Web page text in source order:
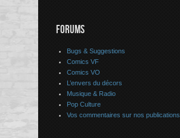
FORUMS
Bugs & Suggestions
Comics VF
Comics VO
L’envers du décors
Musique & Radio
Pop Culture
Vos commentaires sur nos publications